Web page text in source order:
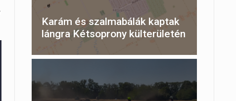
Karám és szalmabálák kaptak
lángra Kétsoprony külterületén